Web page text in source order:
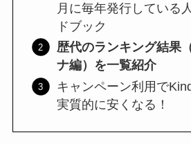
月に毎年発行している
ドブック
歴代のランキング結果
ナ編）を一覧紹介
キャンペーン利用で
実質的に安くなる！